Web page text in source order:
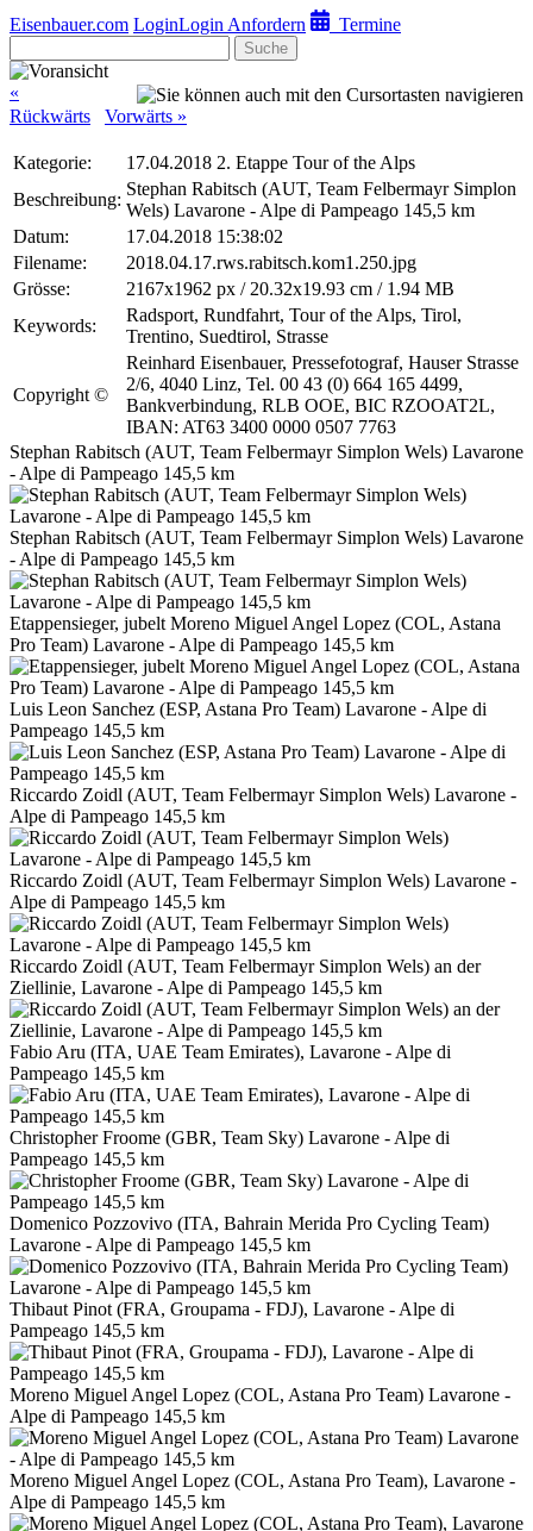
Eisenbauer.com LoginLogin Anfordern Termine
Suche
«
Rückwärts
Vorwärts »
Kategorie:
17.04.2018 2. Etappe Tour of the Alps
Beschreibung:
Stephan Rabitsch (AUT, Team Felbermayr Simplon
Wels) Lavarone - Alpe di Pampeago 145,5 km
Datum:
17.04.2018 15:38:02
Filename:
2018.04.17.rws.rabitsch.kom1.250.jpg
Grösse:
2167x1962 px / 20.32x19.93 cm / 1.94 MB
Keywords:
Radsport, Rundfahrt, Tour of the Alps, Tirol,
Trentino, Suedtirol, Strasse
Copyright ©
Reinhard Eisenbauer, Pressefotograf, Hauser Strasse
2/6, 4040 Linz, Tel. 00 43 (0) 664 165 4499,
Bankverbindung, RLB OOE, BIC RZOOAT2L,
IBAN: AT63 3400 0000 0507 7763
Stephan Rabitsch (AUT, Team Felbermayr Simplon Wels) Lavarone
- Alpe di Pampeago 145,5 km
Stephan Rabitsch (AUT, Team Felbermayr Simplon Wels) Lavarone
- Alpe di Pampeago 145,5 km
Etappensieger, jubelt Moreno Miguel Angel Lopez (COL, Astana
Pro Team) Lavarone - Alpe di Pampeago 145,5 km
Luis Leon Sanchez (ESP, Astana Pro Team) Lavarone - Alpe di
Pampeago 145,5 km
Riccardo Zoidl (AUT, Team Felbermayr Simplon Wels) Lavarone -
Alpe di Pampeago 145,5 km
Riccardo Zoidl (AUT, Team Felbermayr Simplon Wels) Lavarone -
Alpe di Pampeago 145,5 km
Riccardo Zoidl (AUT, Team Felbermayr Simplon Wels) an der
Ziellinie, Lavarone - Alpe di Pampeago 145,5 km
Fabio Aru (ITA, UAE Team Emirates), Lavarone - Alpe di
Pampeago 145,5 km
Christopher Froome (GBR, Team Sky) Lavarone - Alpe di
Pampeago 145,5 km
Domenico Pozzovivo (ITA, Bahrain Merida Pro Cycling Team)
Lavarone - Alpe di Pampeago 145,5 km
Thibaut Pinot (FRA, Groupama - FDJ), Lavarone - Alpe di
Pampeago 145,5 km
Moreno Miguel Angel Lopez (COL, Astana Pro Team) Lavarone -
Alpe di Pampeago 145,5 km
Moreno Miguel Angel Lopez (COL, Astana Pro Team), Lavarone -
Alpe di Pampeago 145,5 km